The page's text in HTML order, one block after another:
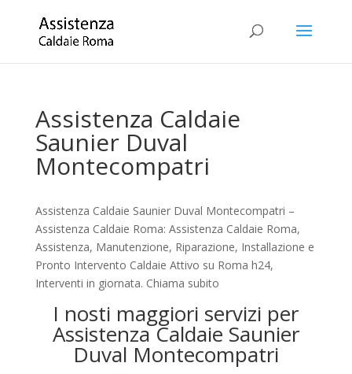
Assistenza Caldaie
Saunier Duval
Montecompatri
Assistenza Caldaie Saunier Duval Montecompatri –
Assistenza Caldaie Roma: Assistenza Caldaie Roma,
Assistenza, Manutenzione, Riparazione, Installazione e
Pronto Intervento Caldaie Attivo su Roma h24,
Interventi in giornata. Chiama subito
I nosti maggiori servizi per
Assistenza Caldaie Saunier
Duval Montecompatri